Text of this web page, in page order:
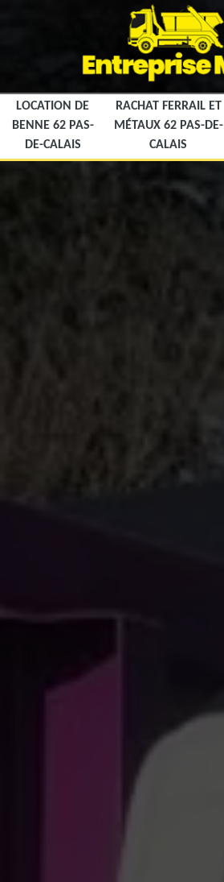
LOCATION DE
BENNE 62 PAS-
DE-CALAIS
RACHAT FERRAIL ET
MÉTAUX 62 PAS-DE-
CALAIS